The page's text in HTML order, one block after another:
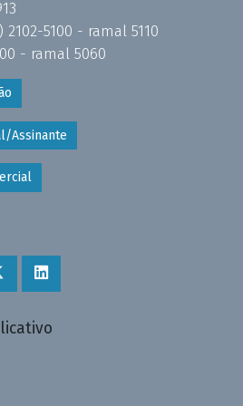
2102-5100 - ramal 5110
- ramal 5060
Assinante